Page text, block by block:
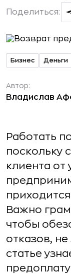
Поделиться:
Бизнес Деньги
Автор:
Владислав
Работать
поскольку
клиента от
Важно
чтобы
отказов,
статье